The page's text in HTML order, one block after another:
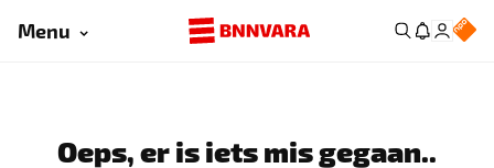
Menu
Oeps, er is iets mis gegaan..